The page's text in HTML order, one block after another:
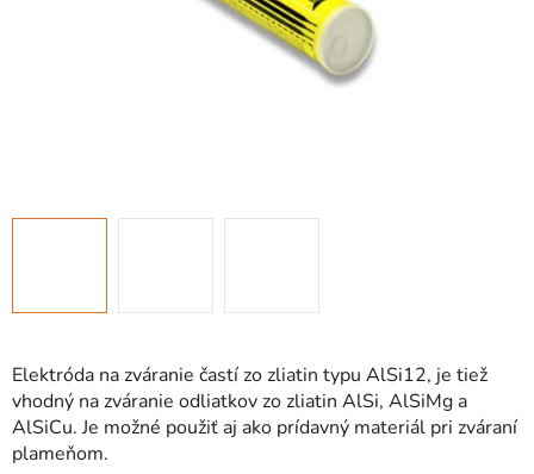
Elektróda na zváranie častí zo zliatin typu AlSi12, je tiež
vhodný na zváranie odliatkov zo zliatin AlSi, AlSiMg a
AlSiCu. Je možné použiť aj ako prídavný materiál pri zváraní
plameňom.